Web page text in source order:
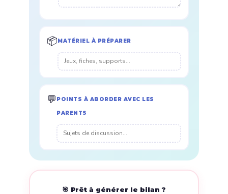
📦MATÉRIEL À PRÉPARER
💬 POINTS À ABORDER AVEC LES
PARENTS
🎯 Prêt à générer le bilan ?